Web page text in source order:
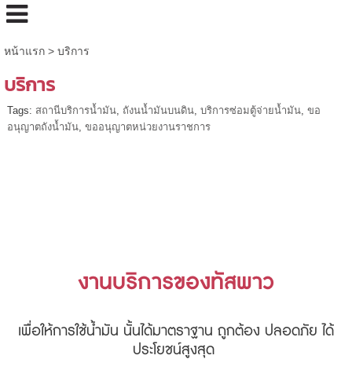
หน้าแรก> บริการ
บริการ
Tags: สถานีบริการน้ำมัน, ถังนน้ำมันบนดิน, บริการซ่อมตู้จ่ายน้ำมัน, ขอ
อนุญาตถังน้ำมัน, ขออนุญาตหน่วยงานราชการ
งานบริการของทัสพาว
เพื่อให้การใช้น้ำมัน นั้นได้มาตราฐาน ถูกต้อง ปลอดภัย ได้
ประโยชน์สูงสุด